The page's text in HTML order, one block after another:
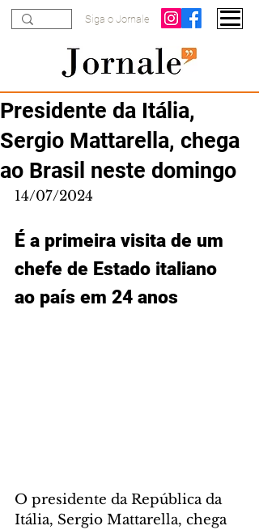
Siga o Jornale
Presidente da Itália,
Sergio Mattarella, chega
ao Brasil neste domingo
14/07/2024
É a primeira visita de um
chefe de Estado italiano
ao país em 24 anos
O presidente da República da
Itália, Sergio Mattarella, chega